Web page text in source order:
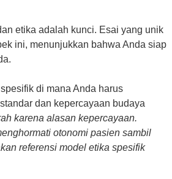
etika adalah kunci. Esai yang unik
ini, menunjukkan bahwa Anda siap
di mana Anda harus
dan kepercayaan budaya
karena alasan kepercayaan.
otonomi pasien sambil
referensi model etika spesifik